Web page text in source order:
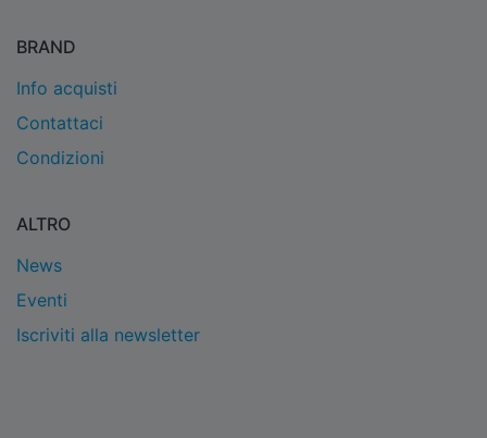
BRAND
Info acquisti
Contattaci
Condizioni
ALTRO
News
Eventi
Iscriviti alla newsletter